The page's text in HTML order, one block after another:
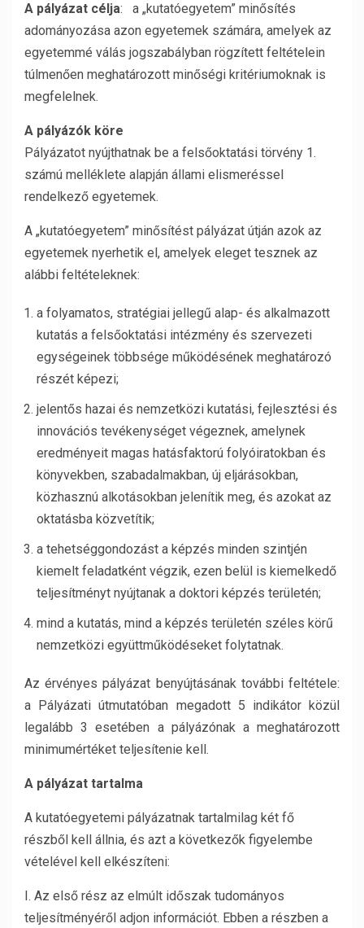
A pályázat célja: a „kutatóegyetem” minősítés
adományozása azon egyetemek számára, amelyek az
egyetemmé válás jogszabályban rögzített feltételein
túlmenően meghatározott minőségi kritériumoknak is
megfelelnek.
A pályázók köre
Pályázatot nyújthatnak be a felsőoktatási törvény 1.
számú melléklete alapján állami elismeréssel
rendelkező egyetemek.
A „kutatóegyetem” minősítést pályázat útján azok az
egyetemek nyerhetik el, amelyek eleget tesznek az
alábbi feltételeknek:
a folyamatos, stratégiai jellegű alap- és alkalmazott
kutatás a felsőoktatási intézmény és szervezeti
egységeinek többsége működésének meghatározó
részét képezi;
jelentős hazai és nemzetközi kutatási, fejlesztési és
innovációs tevékenységet végeznek, amelynek
eredményeit magas hatásfaktorú folyóiratokban és
könyvekben, szabadalmakban, új eljárásokban,
közhasznú alkotásokban jelenítik meg, és azokat az
oktatásba közvetítik;
a tehetséggondozást a képzés minden szintjén
kiemelt feladatként végzik, ezen belül is kiemelkedő
teljesítményt nyújtanak a doktori képzés területén;
mind a kutatás, mind a képzés területén széles körű
nemzetközi együttműködéseket folytatnak.
Az érvényes pályázat benyújtásának további feltétele:
a Pályázati útmutatóban megadott 5 indikátor közül
legalább 3 esetében a pályázónak a meghatározott
minimumértéket teljesítenie kell.
A pályázat tartalma
A kutatóegyetemi pályázatnak tartalmilag két fő
részből kell állnia, és azt a következők figyelembe
vételével kell elkészíteni:
I. Az első rész az elmúlt időszak tudományos
teljesítményéről adjon információt. Ebben a részben a